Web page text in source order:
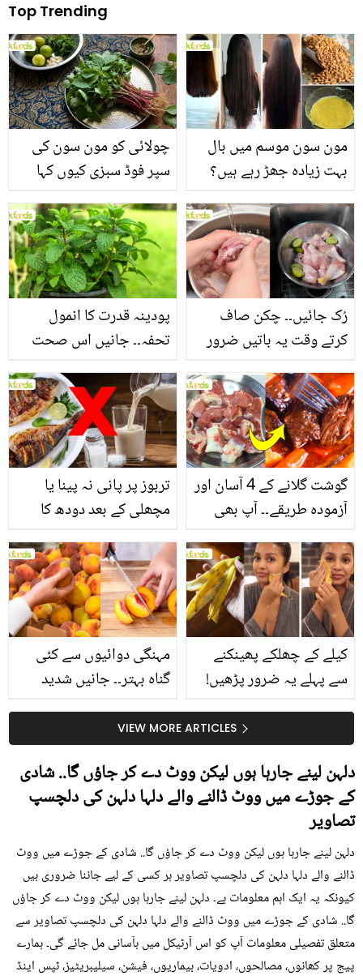
Top Trending
چولائی کو مون سون کی
سپر فوڈ سبزی کیوں کہا
منرلز اور اینٹی آکسیڈنٹس
سے بھرپور اس سبزی کے
فائدے
مون سون موسم میں بال
بہت زیادہ جھڑ رہے ہیں؟
بنانے کے چند قدرتی طریقے
پودینہ قدرت کا انمول
تحفہ۔۔ جانیں اس صحت
انگیز طبی فوائد
رُک جائیں۔۔ چکن صاف
کرتے وقت یہ باتیں ضرور
تربوز پر پانی نہ پینا یا
مچھلی کے بعد دودھ کا
سے متعلق غلط فہمیوں کی
حقیقت کیا ہے اور افواہ
کیا؟
گوشت گلانے کے 4 آسان اور
آزمودہ طریقے۔۔ آپ بھی
بتائے راز
مہنگی دوائیوں سے کئی
گناہ بہتر۔۔ جانیں شدید
کیوں کھانا چاہیے؟
کیلے کے چھلکے پھینکنے
سے پہلے یہ ضرور پڑھیں!
سستا اور قدرتی حلVIEW MORE ARTICLES
دلہن لینے جارہا ہوں لیکن ووٹ دے کر جاؤں گا.. شادی
کے جوڑے میں ووٹ ڈالنے والے دلہا دلہن کی دلچسپ
تصاویر
دلہن لینے جارہا ہوں لیکن ووٹ دے کر جاؤں گا.. شادی کے جوڑے میں ووٹ
ڈالنے والے دلہا دلہن کی دلچسپ تصاویر ہر کسی کے لیے جاننا ضروری ہیں
کیونکہ یہ ایک اہم معلومات ہے۔ دلہن لینے جارہا ہوں لیکن ووٹ دے کر جاؤں
گا.. شادی کے جوڑے میں ووٹ ڈالنے والے دلہا دلہن کی دلچسپ تصاویر سے
متعلق تفصیلی معلومات آپ کو اس آرٹیکل میں بآسانی مل جائے گی۔ ہمارے
پیج پر کھانوں، مصالحوں، ادویات، بیماریوں، فیشن، سیلیبریٹیز، ٹپس اینڈ